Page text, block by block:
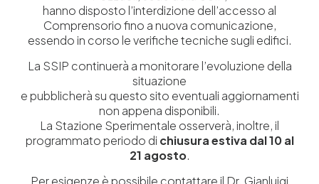
2 Luglio 2015
Delegazione del Sudafrica visita il Distretto della
Pelle
hanno disposto l’interdizione dell’accesso al
Comprensorio fino a nuova comunicazione,
essendo in corso le verifiche tecniche sugli edifici.
La SSIP continuerà a monitorare l’evoluzione della
situazione
e pubblicherà su questo sito eventuali aggiornamenti
non appena disponibili.
La Stazione Sperimentale osserverà, inoltre, il
programmato periodo di chiusura estiva dal 10 al
21 agosto.
Per esigenze è possibile contattare il Dr. Gianluigi